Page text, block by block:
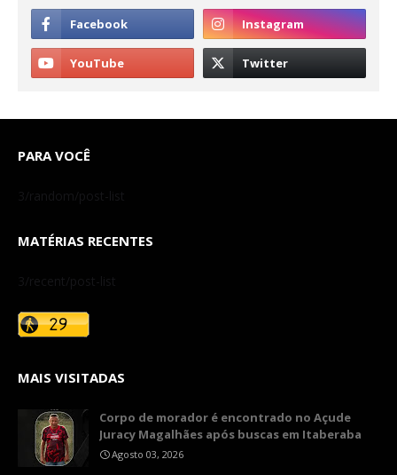
PARA VOCÊ
3/random/post-list
MATÉRIAS RECENTES
3/recent/post-list
MAIS VISITADAS
Corpo de morador é encontrado no Açude
Juracy Magalhães após buscas em Itaberaba
Agosto 03, 2026